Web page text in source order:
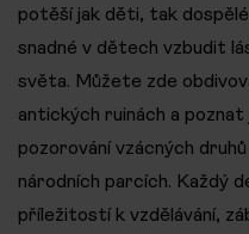
potěší jak děti, tak
snadné v dětech vzbudit
světa. Můžete zde
antických ruinách a
pozorování vzácných
národních parcích. Každý
příležitostí k vzdělávání,